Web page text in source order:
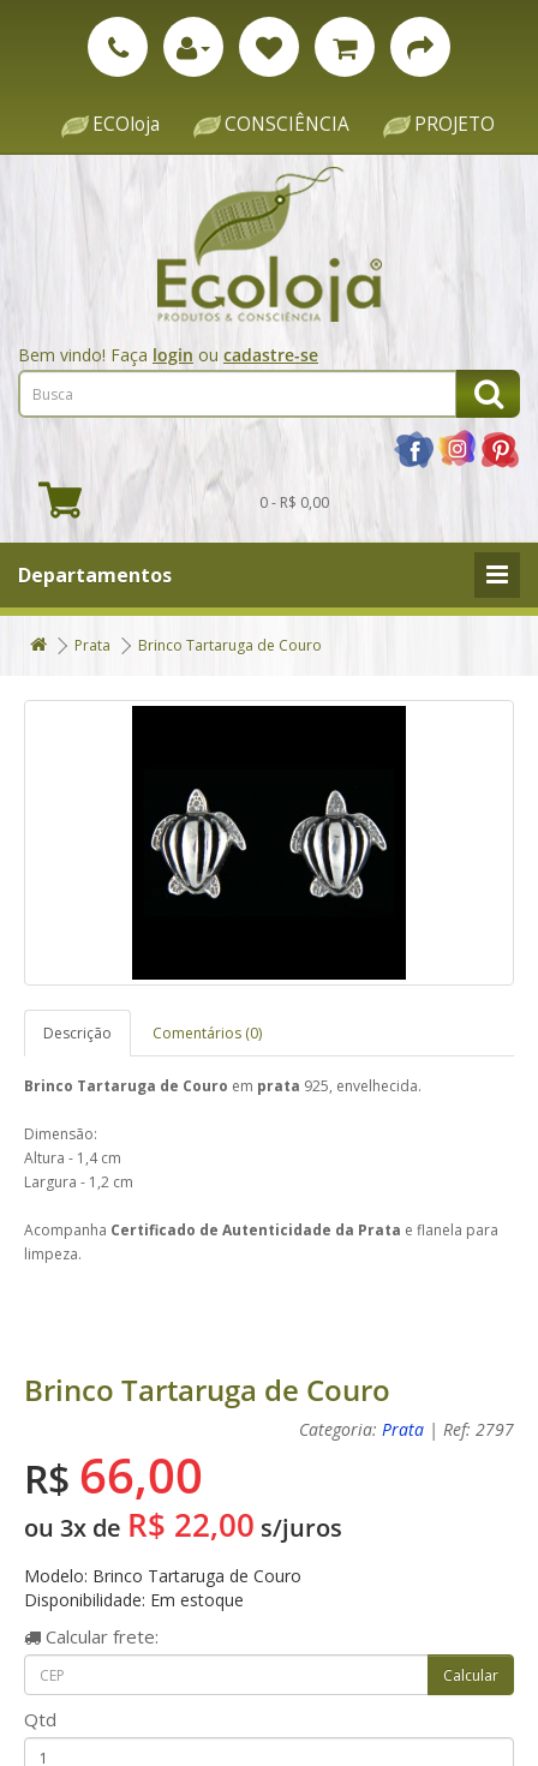
ECOloja CONSCIÊNCIA PROJETO
Bem vindo! Faça login ou cadastre-se
0 - R$ 0,00
Departamentos
Prata Brinco Tartaruga de Couro
Descrição Comentários (0)
Brinco Tartaruga de Couro em prata 925, envelhecida.
Dimensão:
Altura - 1,4 cm
Largura - 1,2 cm
Acompanha Certificado de Autenticidade da Prata e flanela para
limpeza.
Brinco Tartaruga de Couro
Categoria: Prata | Ref: 2797
R$ 66,00
ou 3x de R$ 22,00 s/juros
Modelo: Brinco Tartaruga de Couro
Disponibilidade: Em estoque
Calcular frete:
Qtd